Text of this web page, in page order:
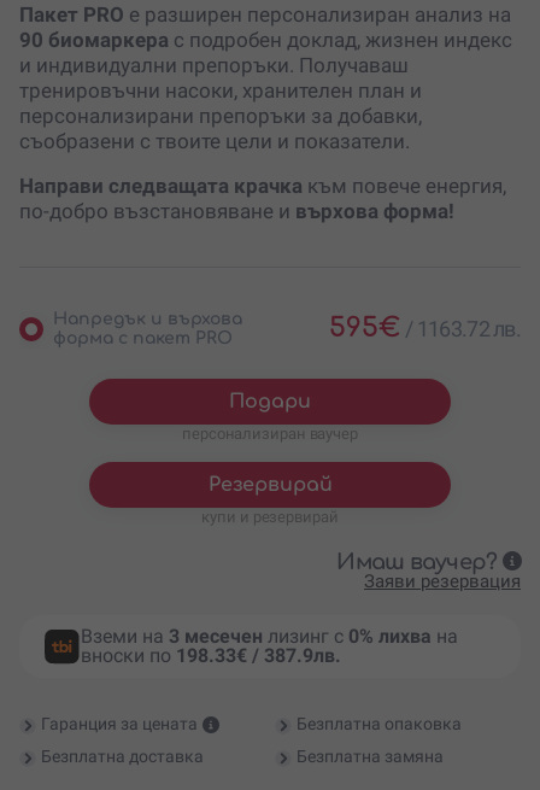
Пакет PRO е разширен персонализиран анализ на
90 биомаркера с подробен доклад, жизнен индекс
и индивидуални препоръки. Получаваш
тренировъчни насоки, хранителен план и
персонализирани препоръки за добавки,
съобразени с твоите цели и показатели.
Направи следващата крачка към повече енергия,
по-добро възстановяване и върхова форма!
Напредък и върхова
форма с пакет PRO
595€ / 1163.72 лв.
Подари
персонализиран ваучер
Резервирай
купи и резервирай
Имаш ваучер?
Заяви резервация
Вземи на 3 месечен лизинг с 0% лихва на
вноски по 198.33€ / 387.9лв.
Гаранция за цената
Безплатна опаковка
Безплатна доставка
Безплатна замяна